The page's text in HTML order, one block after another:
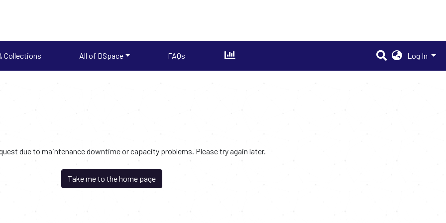
Collections All of DSpace FAQs Log In
due to maintenance downtime or capacity problems. Please try again later.
Take me to the home page